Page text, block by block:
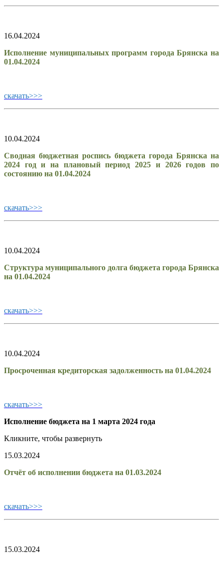
16.04.2024
Исполнение муниципальных программ города Брянска на
01.04.2024
скачать>>>
10.04.2024
Сводная бюджетная роспись бюджета города Брянска на
2024 год и на плановый период 2025 и 2026 годов по
состоянию на 01.04.2024
скачать>>>
10.04.2024
Структура муниципального долга бюджета города Брянска
на 01.04.2024
скачать>>>
10.04.2024
Просроченная кредиторская задолженность на 01.04.2024
скачать>>>
Исполнение бюджета на 1 марта 2024 года
Кликните, чтобы развернуть
15.03.2024
Отчёт об исполнении бюджета на 01.03.2024
скачать>>>
15.03.2024